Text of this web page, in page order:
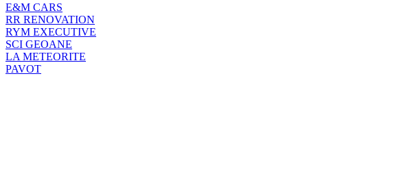
E&M CARS
RR RENOVATION
RYM EXECUTIVE
SCI GEOANE
LA METEORITE
PAVOT